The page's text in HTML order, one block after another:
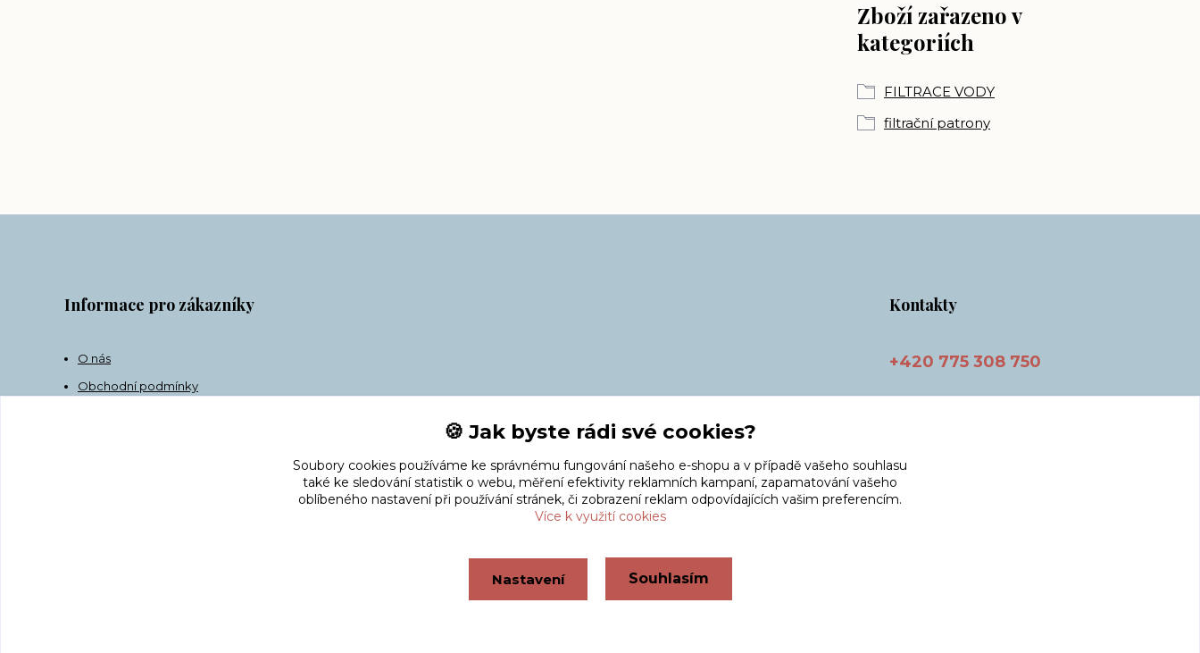
Zboží zařazeno v
kategoriích
FILTRACE VODY
filtrační patrony
Informace pro zákazníky
O nás
Obchodní podmínky
Kontakty
+420 775 308 750
Vytvořeno na Eshop-rychle.cz
🍪 Jak byste rádi své cookies?
Soubory cookies používáme ke správnému fungování našeho e-shopu a v případě vašeho souhlasu
také ke sledování statistik o webu, měření efektivity reklamních kampaní, zapamatování vašeho
oblíbeného nastavení při používání stránek, či zobrazení reklam odpovídajících vašim preferencím.
Více k využití cookies
Nastavení Souhlasím